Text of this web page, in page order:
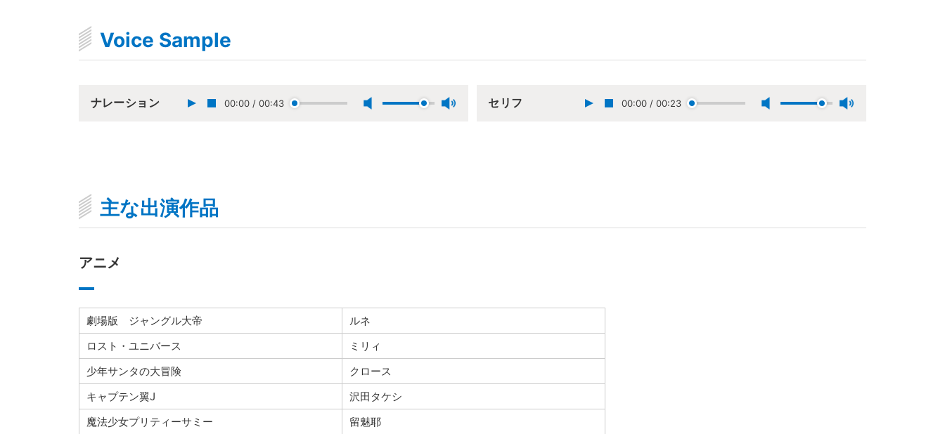
Voice Sample
ナレーション 00:00 / 00:43 セリフ 00:00 / 00:23
主な出演作品
アニメ
劇場版 ジャングル大帝
ルネ
ロスト・ユニバース
ミリィ
少年サンタの大冒険
クロース
キャプテン翼J
沢田タケシ
魔法少女プリティーサミー
留魅耶